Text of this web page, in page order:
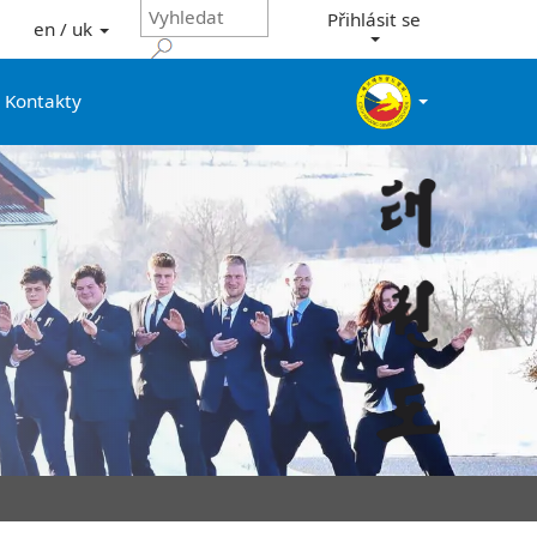
en / uk Přihlásit se
Kontakty